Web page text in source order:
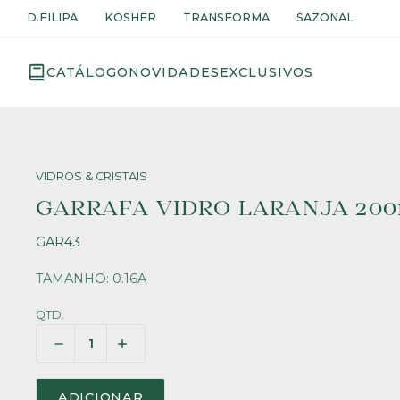
D.FILIPA KOSHER TRANSFORMA SAZONAL
CATÁLOGONOVIDADESEXCLUSIVOS
VIDROS & CRISTAIS
GARRAFA VIDRO LARANJA
GAR43
TAMANHO: 0.16A
QTD.